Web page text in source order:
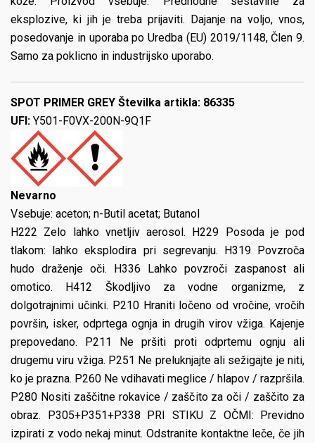
eksplozive, ki jih je treba prijaviti. Dajanje na voljo, vnos,
posedovanje in uporaba po Uredba (EU) 2019/1148, Člen 9.
Samo za poklicno in industrijsko uporabo.
SPOT PRIMER GREY Številka artikla: 86335
UFI: Y501-F0VX-200N-9Q1F
Nevarno
Vsebuje: aceton; n-Butil acetat; Butanol
H222 Zelo lahko vnetljiv aerosol. H229 Posoda je pod
tlakom: lahko eksplodira pri segrevanju. H319 Povzroča
hudo draženje oči. H336 Lahko povzroči zaspanost ali
omotico. H412 Škodljivo za vodne organizme, z
dolgotrajnimi učinki. P210 Hraniti ločeno od vročine, vročih
površin, isker, odprtega ognja in drugih virov vžiga. Kajenje
prepovedano. P211 Ne pršiti proti odprtemu ognju ali
drugemu viru vžiga. P251 Ne preluknjajte ali sežigajte je niti,
ko je prazna. P260 Ne vdihavati meglice / hlapov / razpršila.
P280 Nositi zaščitne rokavice / zaščito za oči / zaščito za
obraz. P305+P351+P338 PRI STIKU Z OČMI: Previdno
izpirati z vodo nekaj minut. Odstranite kontaktne leče, če jih